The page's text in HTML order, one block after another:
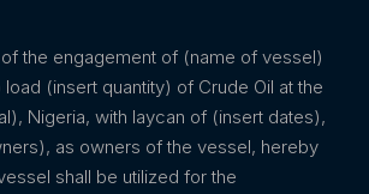
the engagement of (name of vessel)
load (insert quantity) of Crude Oil at the
Nigeria, with laycan of (insert dates),
as owners of the vessel, hereby
shall be utilized for the